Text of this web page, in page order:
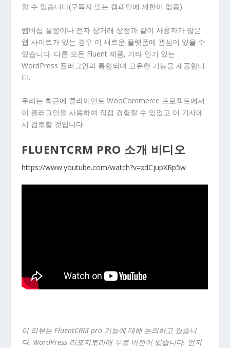
할 수 있습니다(구독자 또는 캠페인에 제한이 없음).
멤버십 설정이나 전자 상거래 상점과 같이 사용자가 많은
웹 사이트가 있는 경우 이 새로운 플랫폼에 관심이 있을 수
있습니다. 다른 모든 Fluent 제품, 기타 인기 있는
WordPress 플러그인과 통합되며 고유한 기능을 제공합니
다.
우리는 최근에 클라이언트 WooCommerce 프로젝트에서
이 플러그인을 사용하여 직접 경험할 수 있었고 이 기사에
서 검토할 것입니다.
FLUENTCRM PRO 소개 비디오
https://www.youtube.com/watch?v=xdCjupXRp5w
이 리뷰는 FluentCRM pro 기능에 대해 논의하고 있습니
다. WordPress 리포지토리에 무료 버전이 있습니다. 먼저